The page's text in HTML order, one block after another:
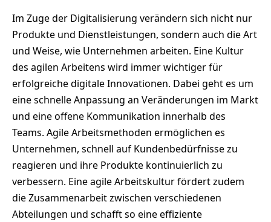
Im Zuge der Digitalisierung verändern sich nicht nur
Produkte und Dienstleistungen, sondern auch die Art
und Weise, wie Unternehmen arbeiten. Eine Kultur
des agilen Arbeitens wird immer wichtiger für
erfolgreiche digitale Innovationen. Dabei geht es um
eine schnelle Anpassung an Veränderungen im Markt
und eine offene Kommunikation innerhalb des
Teams. Agile Arbeitsmethoden ermöglichen es
Unternehmen, schnell auf Kundenbedürfnisse zu
reagieren und ihre Produkte kontinuierlich zu
verbessern. Eine agile Arbeitskultur fördert zudem
die Zusammenarbeit zwischen verschiedenen
Abteilungen und schafft so eine effiziente